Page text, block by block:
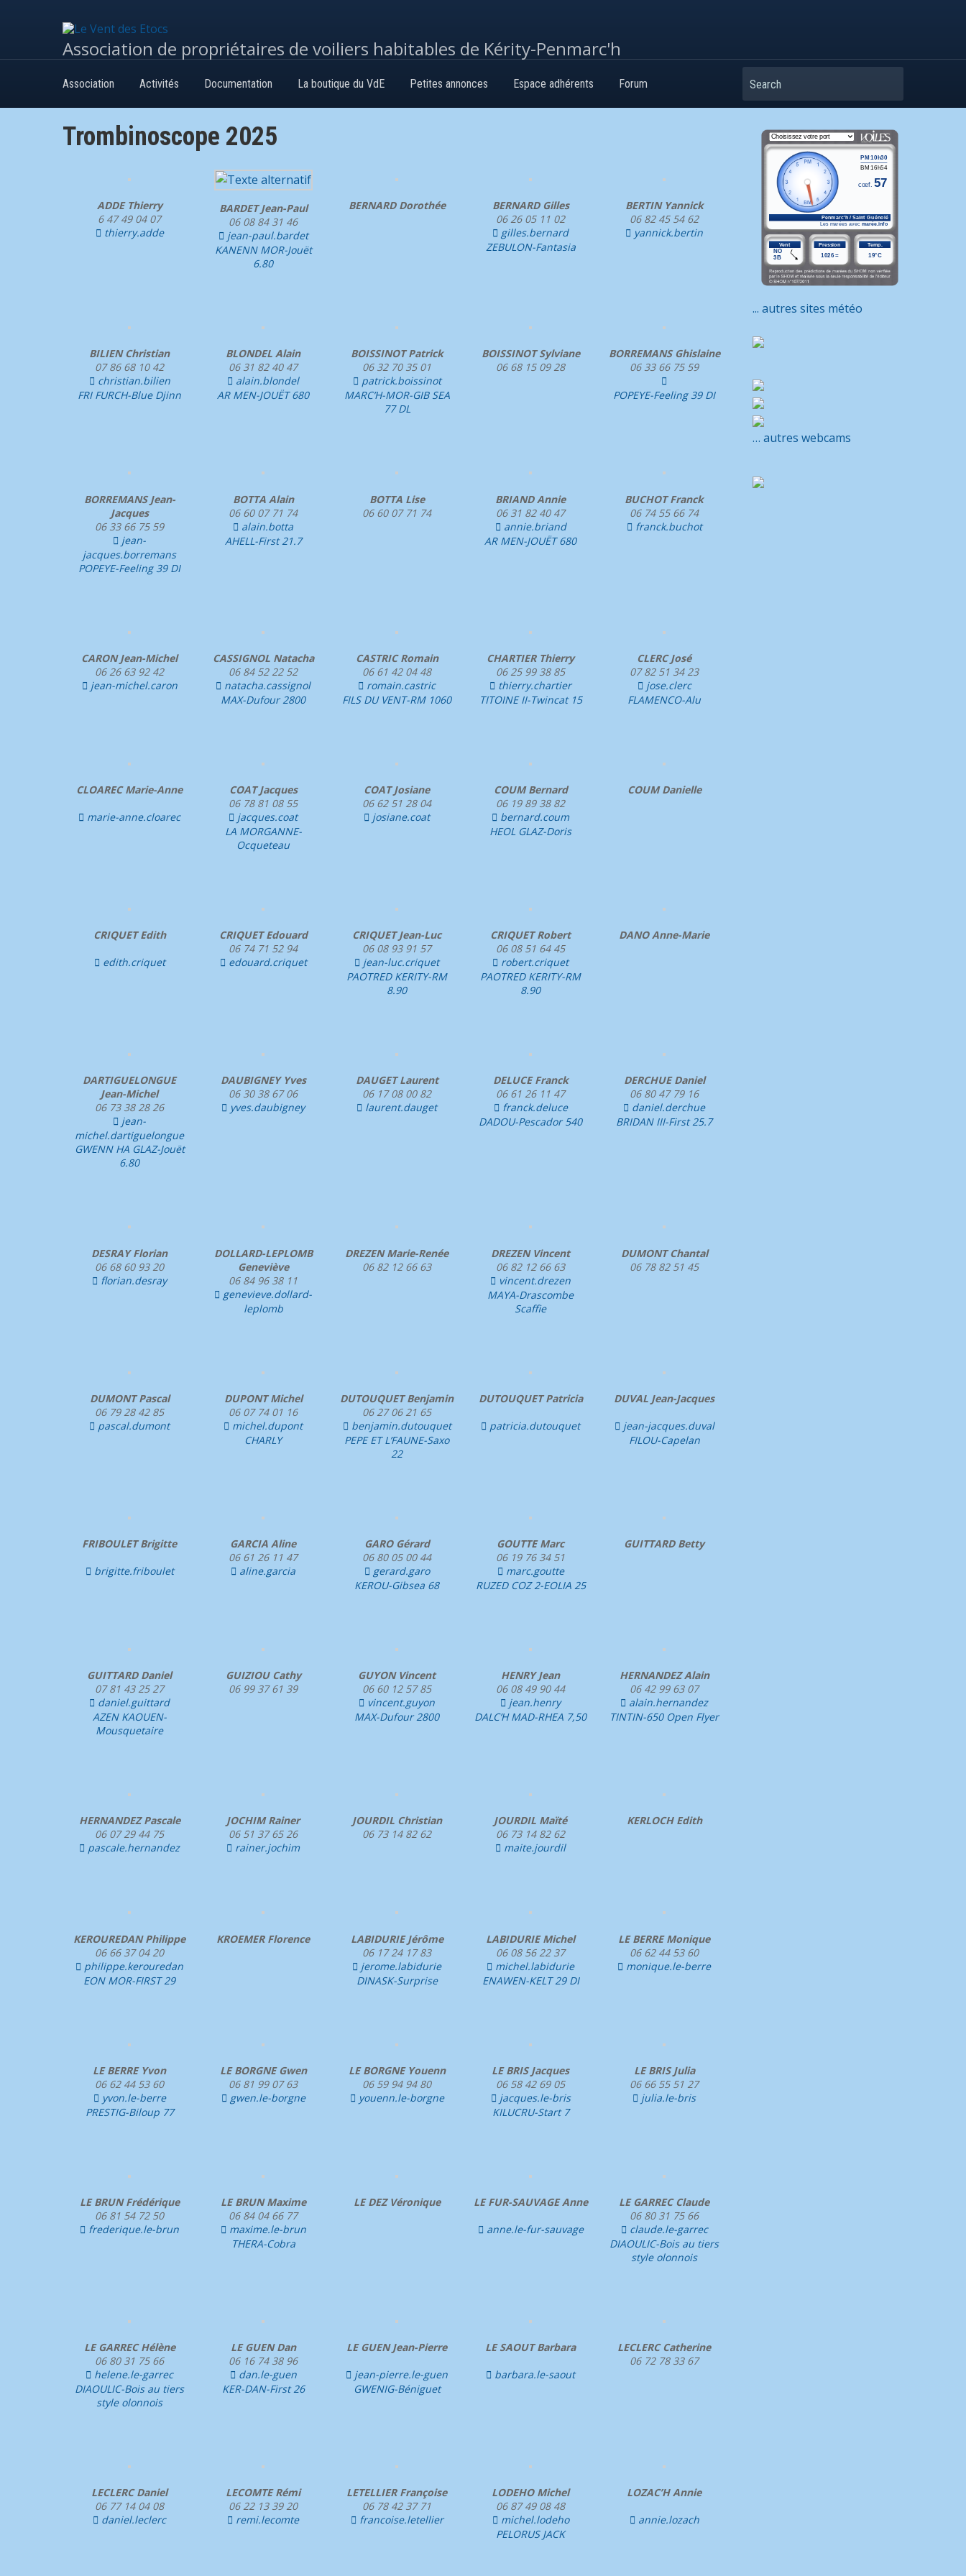
Association de propriétaires de voiliers habitables de Kérity-Penmarc'h
Association Activités Documentation La boutique du VdE Petites annonces Espace adhérents Forum Search
Trombinoscope 2025
ADDE Thierry
6 47 49 04 07
 thierry.adde
BARDET Jean-Paul
06 08 84 31 46
 jean-paul.bardet
KANENN MOR-Jouët
6.80
BERNARD Dorothée
BERNARD Gilles
06 26 05 11 02
 gilles.bernard
ZEBULON-Fantasia
BERTIN Yannick
06 82 45 54 62
 yannick.bertin
BILIEN Christian
07 86 68 10 42
 christian.bilien
FRI FURCH-Blue Djinn
BLONDEL Alain
06 31 82 40 47
 alain.blondel
AR MEN-JOUËT 680
BOISSINOT Patrick
06 32 70 35 01
 patrick.boissinot
MARC’H-MOR-GIB SEA
77 DL
BOISSINOT Sylviane
06 68 15 09 28
BORREMANS Ghislaine
06 33 66 75 59

POPEYE-Feeling 39 DI
BORREMANS Jean-
Jacques
06 33 66 75 59
 jean-
jacques.borremans
POPEYE-Feeling 39 DI
BOTTA Alain
06 60 07 71 74
 alain.botta
AHELL-First 21.7
BOTTA Lise
06 60 07 71 74
BRIAND Annie
06 31 82 40 47
 annie.briand
AR MEN-JOUËT 680
BUCHOT Franck
06 74 55 66 74
 franck.buchot
CARON Jean-Michel
06 26 63 92 42
 jean-michel.caron
CASSIGNOL Natacha
06 84 52 22 52
 natacha.cassignol
MAX-Dufour 2800
CASTRIC Romain
06 61 42 04 48
 romain.castric
FILS DU VENT-RM 1060
CHARTIER Thierry
06 25 99 38 85
 thierry.chartier
TITOINE II-Twincat 15
CLERC José
07 82 51 34 23
 jose.clerc
FLAMENCO-Alu
CLOAREC Marie-Anne
 marie-anne.cloarec
COAT Jacques
06 78 81 08 55
 jacques.coat
LA MORGANNE-
Ocqueteau
COAT Josiane
06 62 51 28 04
 josiane.coat
COUM Bernard
06 19 89 38 82
 bernard.coum
HEOL GLAZ-Doris
COUM Danielle
CRIQUET Edith
 edith.criquet
CRIQUET Edouard
06 74 71 52 94
 edouard.criquet
CRIQUET Jean-Luc
06 08 93 91 57
 jean-luc.criquet
PAOTRED KERITY-RM
8.90
CRIQUET Robert
06 08 51 64 45
 robert.criquet
PAOTRED KERITY-RM
8.90
DANO Anne-Marie
DARTIGUELONGUE
Jean-Michel
06 73 38 28 26
 jean-
michel.dartiguelongue
GWENN HA GLAZ-Jouët
6.80
DAUBIGNEY Yves
06 30 38 67 06
 yves.daubigney
DAUGET Laurent
06 17 08 00 82
 laurent.dauget
DELUCE Franck
06 61 26 11 47
 franck.deluce
DADOU-Pescador 540
DERCHUE Daniel
06 80 47 79 16
 daniel.derchue
BRIDAN III-First 25.7
DESRAY Florian
06 68 60 93 20
 florian.desray
DOLLARD-LEPLOMB
Geneviève
06 84 96 38 11
 genevieve.dollard-
leplomb
DREZEN Marie-Renée
06 82 12 66 63
DREZEN Vincent
06 82 12 66 63
 vincent.drezen
MAYA-Drascombe
Scaffie
DUMONT Chantal
06 78 82 51 45
DUMONT Pascal
06 79 28 42 85
 pascal.dumont
DUPONT Michel
06 07 74 01 16
 michel.dupont
CHARLY
DUTOUQUET Benjamin
06 27 06 21 65
 benjamin.dutouquet
PEPE ET L’FAUNE-Saxo
22
DUTOUQUET Patricia
 patricia.dutouquet
DUVAL Jean-Jacques
 jean-jacques.duval
FILOU-Capelan
FRIBOULET Brigitte
 brigitte.friboulet
GARCIA Aline
06 61 26 11 47
 aline.garcia
GARO Gérard
06 80 05 00 44
 gerard.garo
KEROU-Gibsea 68
GOUTTE Marc
06 19 76 34 51
 marc.goutte
RUZED COZ 2-EOLIA 25
GUITTARD Betty
GUITTARD Daniel
07 81 43 25 27
 daniel.guittard
AZEN KAOUEN-
Mousquetaire
GUIZIOU Cathy
06 99 37 61 39
GUYON Vincent
06 60 12 57 85
 vincent.guyon
MAX-Dufour 2800
HENRY Jean
06 08 49 90 44
 jean.henry
DALC’H MAD-RHEA 7,50
HERNANDEZ Alain
06 42 99 63 07
 alain.hernandez
TINTIN-650 Open Flyer
HERNANDEZ Pascale
06 07 29 44 75
 pascale.hernandez
JOCHIM Rainer
06 51 37 65 26
 rainer.jochim
JOURDIL Christian
06 73 14 82 62
JOURDIL Maïté
06 73 14 82 62
 maite.jourdil
KERLOCH Edith
KEROUREDAN Philippe
06 66 37 04 20
 philippe.kerouredan
EON MOR-FIRST 29
KROEMER Florence
LABIDURIE Jérôme
06 17 24 17 83
 jerome.labidurie
DINASK-Surprise
LABIDURIE Michel
06 08 56 22 37
 michel.labidurie
ENAWEN-KELT 29 DI
LE BERRE Monique
06 62 44 53 60
 monique.le-berre
LE BERRE Yvon
06 62 44 53 60
 yvon.le-berre
PRESTIG-Biloup 77
LE BORGNE Gwen
06 81 99 07 63
 gwen.le-borgne
LE BORGNE Youenn
06 59 94 94 80
 youenn.le-borgne
LE BRIS Jacques
06 58 42 69 05
 jacques.le-bris
KILUCRU-Start 7
LE BRIS Julia
06 66 55 51 27
 julia.le-bris
LE BRUN Frédérique
06 81 54 72 50
 frederique.le-brun
LE BRUN Maxime
06 84 04 66 77
 maxime.le-brun
THERA-Cobra
LE DEZ Véronique LE FUR-SAUVAGE Anne
 anne.le-fur-sauvage
LE GARREC Claude
06 80 31 75 66
 claude.le-garrec
DIAOULIC-Bois au tiers
style olonnois
LE GARREC Hélène
06 80 31 75 66
 helene.le-garrec
DIAOULIC-Bois au tiers
style olonnois
LE GUEN Dan
06 16 74 38 96
 dan.le-guen
KER-DAN-First 26
LE GUEN Jean-Pierre
 jean-pierre.le-guen
GWENIG-Béniguet
LE SAOUT Barbara
 barbara.le-saout
LECLERC Catherine
06 72 78 33 67
LECLERC Daniel
06 77 14 04 08
 daniel.leclerc
LECOMTE Rémi
06 22 13 39 20
 remi.lecomte
LETELLIER Françoise
06 78 42 37 71
 francoise.letellier
LODEHO Michel
06 87 49 08 48
 michel.lodeho
PELORUS JACK
LOZAC’H Annie
 annie.lozach
... autres sites météo
… autres webcams